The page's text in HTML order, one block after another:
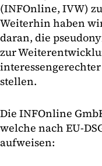
(INFOnline, IVW)
Weiterhin haben
daran, die
zur
stellen.
Die INFOnline
welche nach EU-
aufweisen: